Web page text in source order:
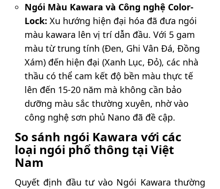
Ngói Màu Kawara và Công nghệ Color-
Lock: Xu hướng hiện đại hóa đã đưa ngói
màu kawara lên vị trí dẫn đầu. Với 5 gam
màu từ trung tính (Đen, Ghi Vân Đá, Đồng
Xám) đến hiện đại (Xanh Lục, Đỏ), các nhà
thầu có thể cam kết độ bền màu thực tế
lên đến 15-20 năm mà không cần bảo
dưỡng màu sắc thường xuyên, nhờ vào
công nghệ sơn phủ Nano đã đề cập.
So sánh ngói Kawara với các
loại ngói phổ thông tại Việt
Nam
Quyết định đầu tư vào Ngói Kawara thường